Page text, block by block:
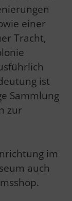
einer
Tracht,
ist
Sammlung
zur
im
auch